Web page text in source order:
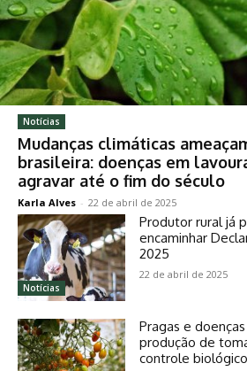
Notícias
Mudanças climáticas
brasileira: doenças em
agravar até o fim do século
Karla Alves - 22 de abril de 2025
Notícias
Produtor rural já
encaminhar
2025
22 de abril de 2025
Pragas e
produção de
controle